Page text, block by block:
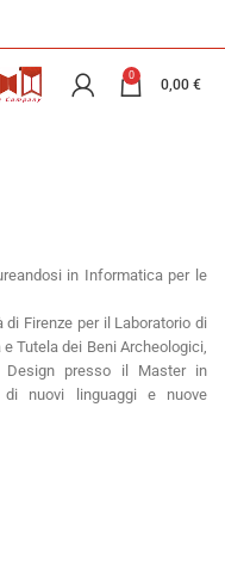
0
0,00 €
in Informatica per le
di Firenze per il Laboratorio di
Tutela dei Beni Archeologici,
presso il Master in
di nuovi linguaggi e nuove